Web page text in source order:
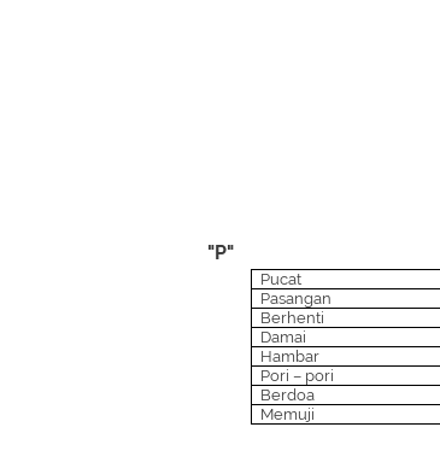
"P"
Pucat
Pasangan
Berhenti
Damai
Hambar
Pori – pori
Berdoa
Memuji